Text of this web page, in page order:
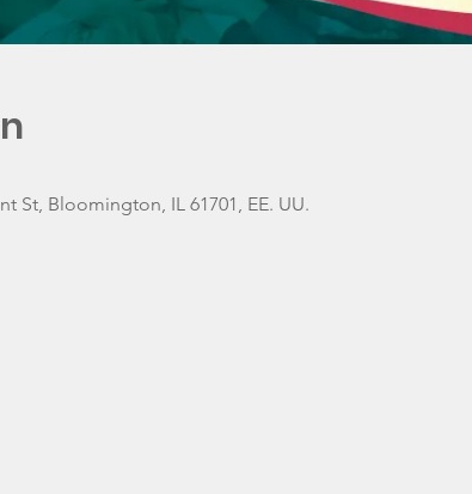
St, Bloomington, IL 61701, EE. UU.